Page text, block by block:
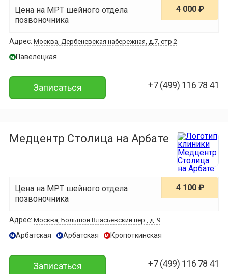
Цена на МРТ шейного отдела
позвоночника
4 000 ₽
Адрес: Москва, Дербеневская набережная, д.7, стр.2
м Павелецкая
Записаться +7 (499) 116 78 41
Медцентр Столица на Арбате
Цена на МРТ шейного отдела
позвоночника
4 100 ₽
Адрес: Москва, Большой Власьевский пер., д. 9
м Арбатская м Арбатская м Кропоткинская
Записаться +7 (499) 116 78 41